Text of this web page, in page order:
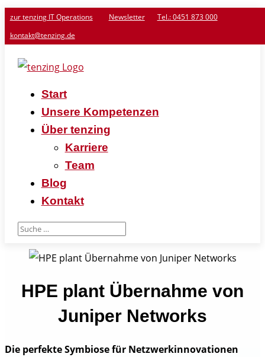
zur tenzing IT Operations Newsletter
Tel.: 0451 873 000
kontakt@tenzing.de
Start
Unsere Kompetenzen
Über tenzing
Karriere
Team
Blog
Kontakt
HPE plant Übernahme von
Juniper Networks
Die perfekte Symbiose für Netzwerkinnovationen